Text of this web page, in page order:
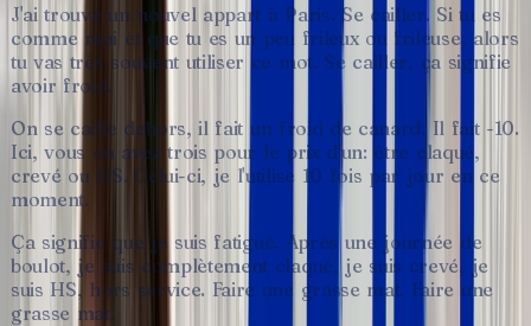
J'ai trouvé un nouvel appart à Paris. Se cailler. Si tu es
comme moi et que tu es un peu frileux ou frileuse, alors
tu vas très souvent utiliser ce mot. Se cailler, ça signifie
avoir froid.
On se caille dehors, il fait un froid de canard. Il fait -10.
Ici, vous en avez trois pour le prix d'un: être claqué,
crevé ou HS. Celui-ci, je l'utilise 10 fois par jour en ce
moment.
Ça signifie que je suis fatigué. Après une journée de
boulot, je suis complètement claqué, je suis crevé, je
suis HS, hors service. Faire une grasse mat. Faire une
grasse mat.